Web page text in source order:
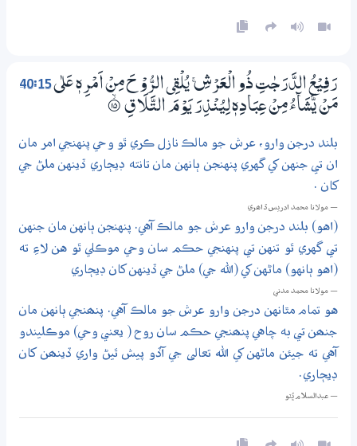
40:15رَفِيْعُ الدَّرَجٰتِ ذُو الْعَرْشِ ۚ يُلْقِي الرُّوْحَ مِنْ اَمْرِهٖ عَلٰي
مَنْ يَّشَاۗءُ مِنْ عِبَادِهٖ لِيُنْذِرَ يَوْمَ التَّلَاقِ ۝ۙ15
بلند درجن وارو، عرش جو مالڪ نازل ڪري ٿو وحي پنهنجي امر مان
ان تي جنهن کي گهري پنهنجن ٻانهن مان تانته ڊيڄاري ڏينهن ملڻ جي
کان .
— مولانا محمد ادريس ڏاھري
(اهو) بلند درجن وارو عرش جو مالڪ آهي. پنهنجن ٻانهن مان جنهن
تي گهري ٿو تنهن تي پنهنجي حڪم سان وحي موڪلي ٿو هن لاءِ ته
(اهو ٻانهو) ماڻهن کي (الله جي) ملڻ جي ڏينهن کان ڊيڄاري
— مولانا محمد مدني
هو تمام مٿانهن درجن وارو عرش جو مالڪ آهي. پنھنجي ٻانهن مان
جنھن تي به چاهي پنھنجي حڪم سان روح ( يعني وحي) موڪليندو
آهي ته جيئن ماڻهن کي الله تعالى جي آڏو پيش ٿيڻ واري ڏينھن کان
ڊيڄاري.
— عبدالسلام ڀُٽو